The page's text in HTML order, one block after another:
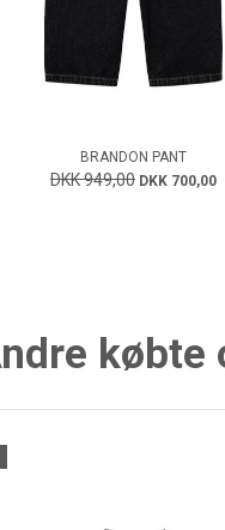
BRANDON PANT
DKK 949,00 DKK 700,00
købte